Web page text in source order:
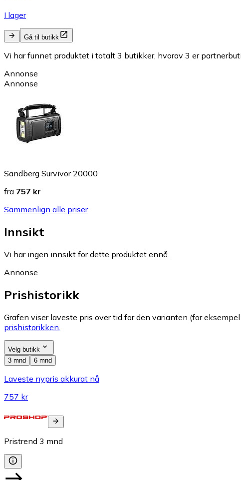
I lager
Gå til butikk
Vi har funnet produktet i totalt 3 butikker, hvorav 3 er
Annonse
Annonse
Sandberg Survivor 20000
fra 757 kr
Sammenlign alle priser
Innsikt
Vi har ingen innsikt for dette produktet ennå.
Annonse
Prishistorikk
Grafen viser laveste pris over tid for den varianten (for
prishistorikken.
Velg butikk
3 mnd
6 mnd
Laveste nypris akkurat nå
757 kr
Pristrend 3 mnd